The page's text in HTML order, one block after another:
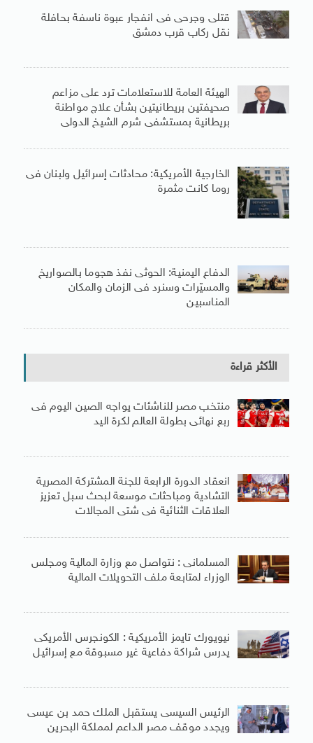
قتلى وجرحى فى انفجار عبوة ناسفة بحافلة
نقل ركاب قرب دمشق
الهيئة العامة للاستعلامات ترد على مزاعم
صحيفتين بريطانيتين بشأن علاج مواطنة
بريطانية بمستشفى شرم الشيخ الدولى
الخارجية الأمريكية: محادثات إسرائيل ولبنان فى
روما كانت مثمرة
الدفاع اليمنية: الحوثى نفذ هجوما بالصواريخ
والمسيّرات وسنرد فى الزمان والمكان
المناسبين
الأكثر قراءة
منتخب مصر للناشئات يواجه الصين اليوم فى
ربع نهائى بطولة العالم لكرة اليد
انعقاد الدورة الرابعة للجنة المشتركة المصرية
التشادية ومباحثات موسعة لبحث سبل تعزيز
العلاقات الثنائية فى شتى المجالات
المسلمانى : نتواصل مع وزارة المالية ومجلس
الوزراء لمتابعة ملف التحويلات المالية
نيويورك تايمز الأمريكية : الكونجرس الأمريكى
يدرس شراكة دفاعية غير مسبوقة مع إسرائيل
الرئيس السيسى يستقبل الملك حمد بن عيسى
ويجدد موقف مصر الداعم لمملكة البحرين